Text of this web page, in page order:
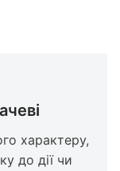
характеру,
до дії чи